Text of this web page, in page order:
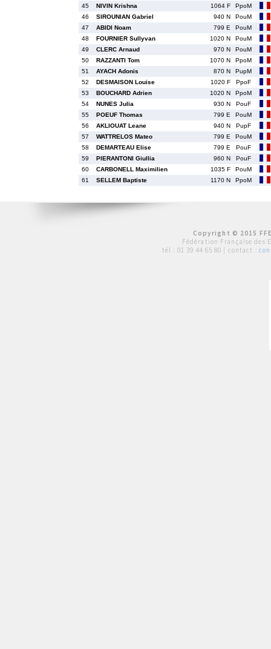
45
NIVIN Krishna 1064 F
PpoM
46
SIROUNIAN Gabriel 940 N
PouM
47
ABIDI Noam 799 E
PouM
48
FOURNIER Sullyvan 1020 N
PouM
49
CLERC Arnaud 970 N
PouM
50
RAZZANTI Tom 1070 N
PpoM
51
AYACH Adonis 870 N
PupM
52
DESMAISON Louise 1020 F
PpoF
53
BOUCHARD Adrien 1020 N
PpoM
54
NUNES Julia 930 N
PouF
55
POEUF Thomas 799 E
PouM
56
AKLIOUAT Leane 940 N
PupF
57
WATTRELOS Mateo 799 E
PouM
58
DEMARTEAU Elise 799 E
PouF
59
PIERANTONI Giullia 960 N
PouF
60
CARBONELL Maximilien 1035 F
PouM
61
SELLEM Baptiste 1170 N PpoM
Copyright © 2015
Fédération Française des
tél : 01 39 44 65 80 | contact :